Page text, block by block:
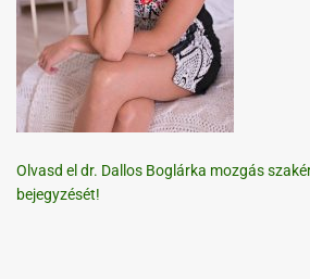
Olvasd el dr. Dallos Boglárka mozgás
bejegyzését!